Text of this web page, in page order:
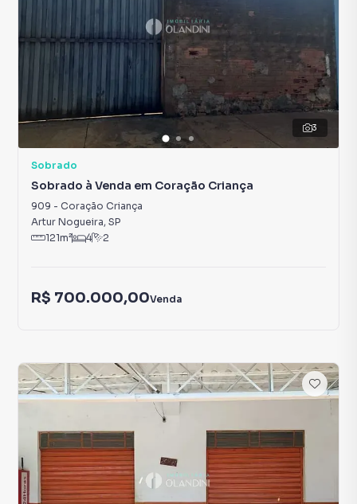
3
Sobrado
Sobrado à Venda em Coração Criança
909 - Coração Criança
Artur Nogueira, SP
121m² 4 2
R$ 700.000,00Venda